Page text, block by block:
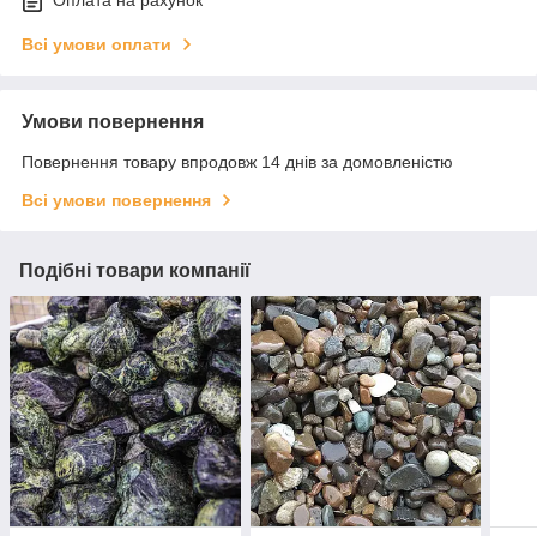
Всі умови оплати
Умови повернення
Повернення товару впродовж 14 днів за домовленістю
Всі умови повернення
Подібні товари компанії